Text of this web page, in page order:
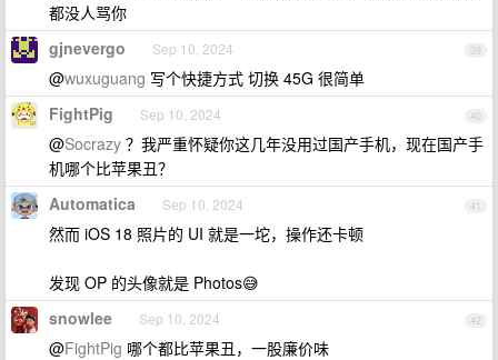
都没人骂你
39
gjnevergo Sep 10, 2024
@wuxuguang 写个快捷方式 切换 45G 很简单
40
FightPig Sep 10, 2024
@Socrazy ？我严重怀疑你这几年没用过国产手机，现在国产手
机哪个比苹果丑？
41
Automatica Sep 10, 2024
然而 iOS 18 照片的 UI 就是一坨，操作还卡顿
发现 OP 的头像就是 Photos😅
42
snowlee Sep 10, 2024
@FightPig 哪个都比苹果丑，一股廉价味